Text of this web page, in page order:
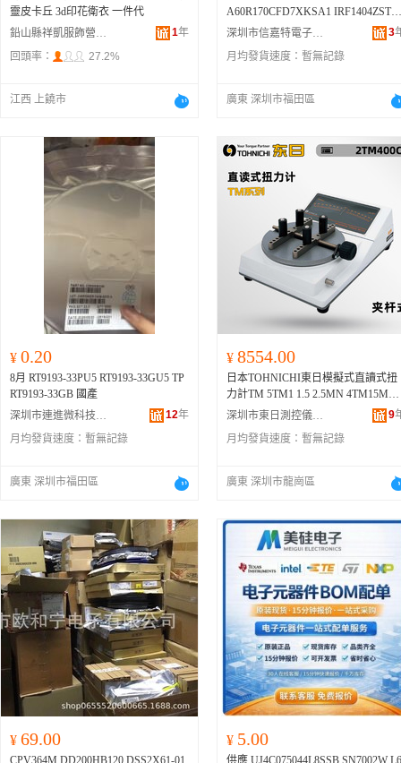
靈皮卡丘 3d印花衛衣 一件代
鉛山縣祥凱服飾營業部
1年
回頭率：
27.2%
江西 上饒市
A60R170CFD7XKSA1
PBF
深圳市信嘉特電子有限公司 3
月均發貨速度： 暫無記錄
廣東 深圳市福田區
¥ 0.20
8月 RT9193-33PU5 RT9193-33GU5 TP
RT9193-33GB 國產
深圳市連進微科技有限公司
12年
月均發貨速度： 暫無記錄
廣東 深圳市福田區
¥ 8554.00
日本TOHNICHI東日模擬式直讀式扭
力計TM 5TM1 1.5 2.5MN 4TM15MN(
規格 5TM1MN、5TM1.5MN、
MN、5TM5MN、5TM7.5MN、4TM1
0MN-S、4TM15MN-S、4TM25MN-
M10CN-S、3TM15CN-S、3TM25CN-
S、3TM50CN-S、3TM75CN-S、2TM
-S、2TM300CN-S、2TM400CN-S、
M500CN-S、2TM600CN-S、2TM750
CN-S、4TM10MN、4TM15MN、
25MN、4TM50MN、4TM75MN、3T
M10CN、3TM15CN、3TM25CN、3T
M50CN、3TM75CN、2TM100CN、2
TM150CN、2TM200CN、2TM300C
N、2TM400CN、2TM500CN、
0CN、2TM750CN
深圳市東日測控儀器有限公司 9
月均發貨速度： 暫無記錄
廣東 深圳市龍崗區
¥ 69.00
CPV364M DD200HB120 DSS2X61-01
¥ 5.00
供應 UJ4C075044L8SSB SN7002W L6